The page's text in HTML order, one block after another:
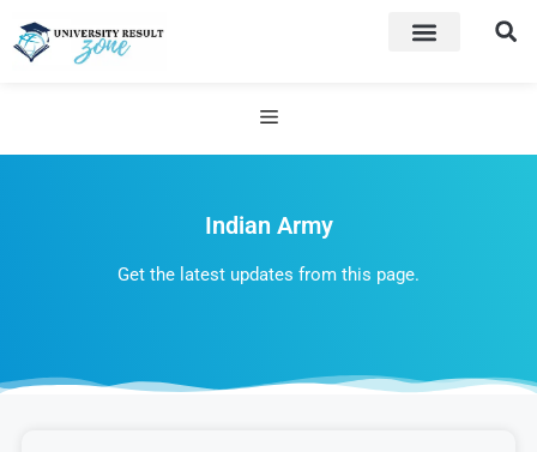
Indian Army
Get the latest updates from this page.